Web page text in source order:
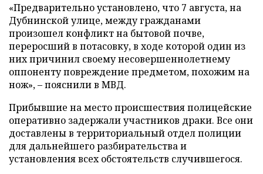
«Предварительно установлено, что 7 августа, на
Дубнинской улице, между гражданами
произошел конфликт на бытовой почве,
переросший в потасовку, в ходе которой один из
них причинил своему несовершеннолетнему
оппоненту повреждение предметом, похожим на
нож», – пояснили в МВД.
Прибывшие на место происшествия полицейские
оперативно задержали участников драки. Все они
доставлены в территориальный отдел полиции
для дальнейшего разбирательства и
установления всех обстоятельств случившегося.